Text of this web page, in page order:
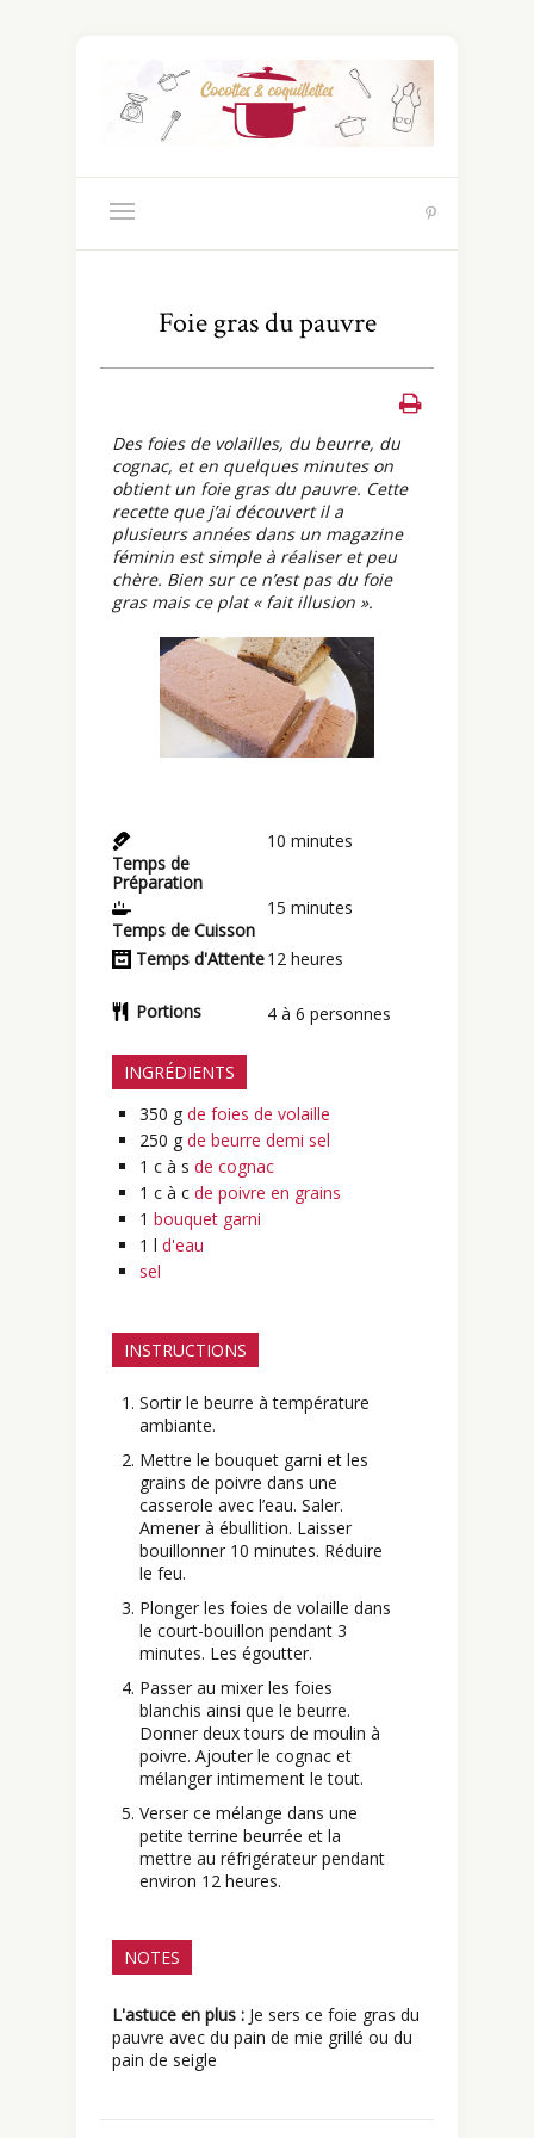
Foie gras du pauvre
Des foies de volailles, du beurre, du
cognac, et en quelques minutes on
obtient un foie gras du pauvre. Cette
recette que j’ai découvert il a
plusieurs années dans un magazine
féminin est simple à réaliser et peu
chère. Bien sur ce n’est pas du foie
gras mais ce plat « fait illusion ».
Temps de
Préparation
10 minutes
Temps de Cuisson
15 minutes
Temps d'Attente12 heures
Portions 4 à 6 personnes
INGRÉDIENTS
350 g de foies de volaille
250 g de beurre demi sel
1 c à s de cognac
1 c à c de poivre en grains
1 bouquet garni
1 l d'eau
sel
INSTRUCTIONS
Sortir le beurre à température
ambiante.
Mettre le bouquet garni et les
grains de poivre dans une
casserole avec l’eau. Saler.
Amener à ébullition. Laisser
bouillonner 10 minutes. Réduire
le feu.
Plonger les foies de volaille dans
le court-bouillon pendant 3
minutes. Les égoutter.
Passer au mixer les foies
blanchis ainsi que le beurre.
Donner deux tours de moulin à
poivre. Ajouter le cognac et
mélanger intimement le tout.
Verser ce mélange dans une
petite terrine beurrée et la
mettre au réfrigérateur pendant
environ 12 heures.
NOTES
L'astuce en plus : Je sers ce foie gras du
pauvre avec du pain de mie grillé ou du
pain de seigle